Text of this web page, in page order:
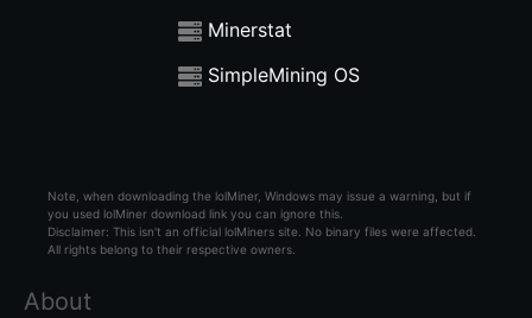
Minerstat
SimpleMining OS
Note, when downloading the lolMiner, Windows may issue a warning, but if
you used lolMiner download link you can ignore this.
Disclaimer: This isn't an official lolMiners site. No binary files were affected.
All rights belong to their respective owners.
About